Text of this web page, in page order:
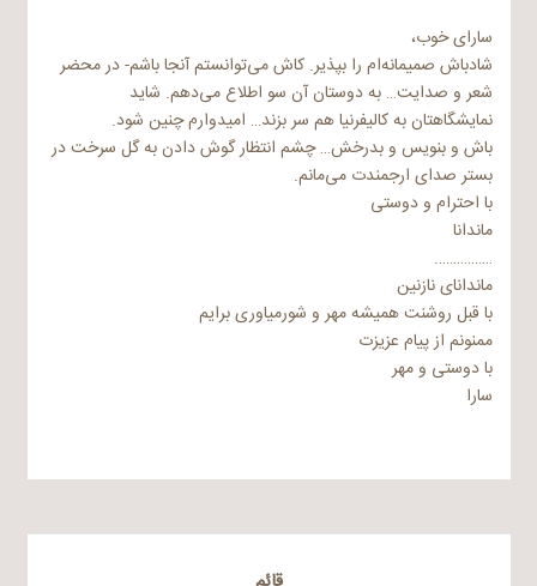
سارای خوب،
شادباش صمیمانه‌ام را بپذیر. کاش می‌توانستم آنجا باشم- در محضر
شعر و صدایت… به دوستان آن سو اطلاع می‌دهم. شاید
نمایشگاهتان به کالیفرنیا هم سر بزند… امیدوارم چنین شود.
باش و بنویس و بدرخش… چشم انتظار گوش دادن به گل سرخت در
بستر صدای ارجمندت می‌مانم.
با احترام و دوستی
ماندانا
…………….
ماندانای نازنین
با قبل روشنت همیشه مهر و شورمیاوری برایم
ممنونم از پیام عزیزت
با دوستی و مهر
سارا